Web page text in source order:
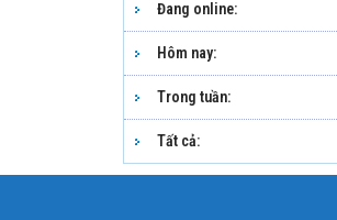
Đang online:
Hôm nay:
Trong tuần:
Tất cả: